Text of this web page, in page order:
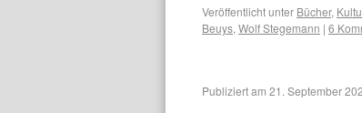
Veröffentlicht unter Bücher,
Beuys, Wolf Stegemann | 6
Publiziert am 21. September